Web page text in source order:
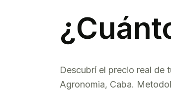
Descubrí el precio real de
Agronomia, Caba.